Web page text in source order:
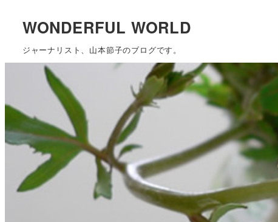
WONDERFUL WORLD
ジャーナリスト、山本節子のブログです。